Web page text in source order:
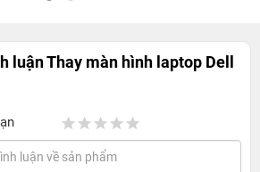
luậnThay màn hình laptop Dell